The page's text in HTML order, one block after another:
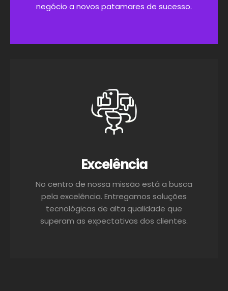
negócio a novos patamares de sucesso.
Excelência
No centro de nossa missão está a busca
pela excelência. Entregamos soluções
tecnológicas de alta qualidade que
superam as expectativas dos clientes.